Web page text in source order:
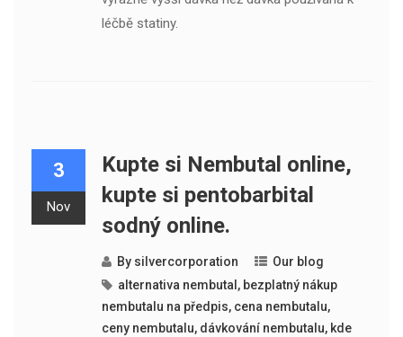
léčbě statiny.
3
Nov
Kupte si Nembutal online,
kupte si pentobarbital
sodný online.
By silvercorporation
Our blog
alternativa nembutal , bezplatný nákup
nembutalu na předpis, cena nembutalu,
ceny nembutalu, dávkování nembutalu, kde